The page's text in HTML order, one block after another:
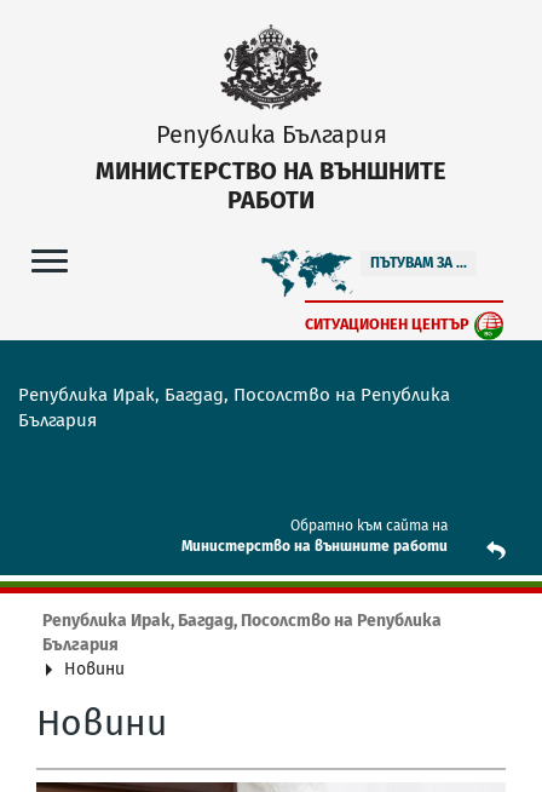
Република България
МИНИСТЕРСТВО НА ВЪНШНИТЕ
РАБОТИ
ПЪТУВАМ ЗА ...
СИТУАЦИОНЕН ЦЕНТЪР
Република Ирак, Багдад, Посолство на Република
България
Обратно към сайта на
Mинистерство на външните работи
Република Ирак, Багдад, Посолство на Република
България
Новини
Новини